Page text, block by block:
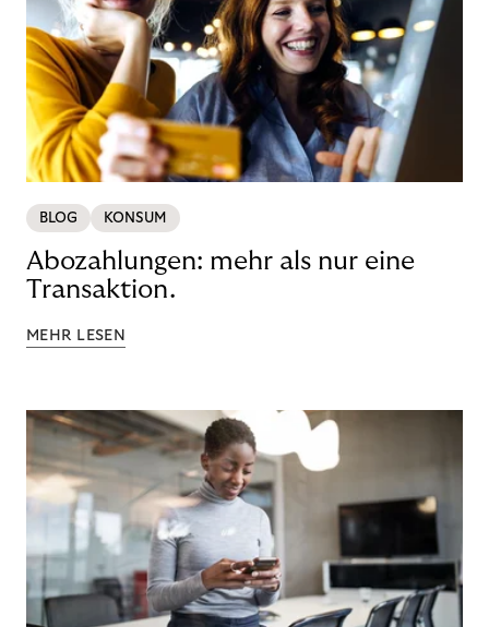
BLOG KONSUM
Abozahlungen: mehr als nur eine
Transaktion.
MEHR LESEN